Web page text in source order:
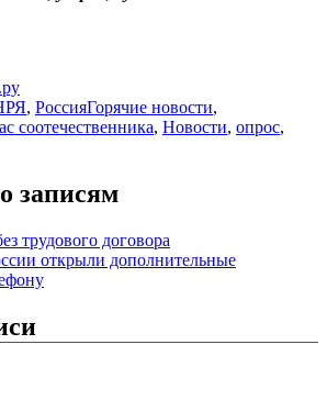
, РоссияГорячие новости,
соотечественника, Новости, опрос,
записям
трудового договора
открыли дополнительные